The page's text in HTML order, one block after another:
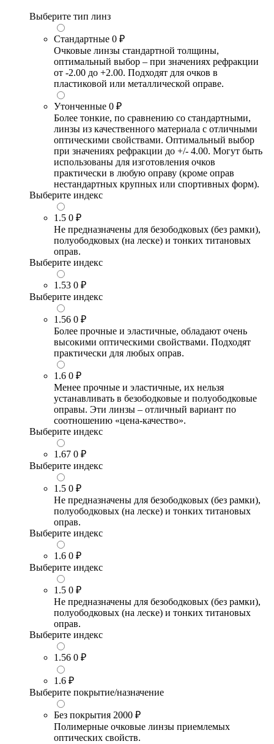
Выберите тип линз
Стандартные 0 ₽
Очковые линзы стандартной толщины,
оптимальный выбор – при значениях рефракции
от -2.00 до +2.00. Подходят для очков в
пластиковой или металлической оправе.
Утонченные 0 ₽
Более тонкие, по сравнению со стандартными,
линзы из качественного материала с отличными
оптическими свойствами. Оптимальный выбор
при значениях рефракции до +/- 4.00. Могут быть
использованы для изготовления очков
практически в любую оправу (кроме оправ
нестандартных крупных или спортивных форм).
Выберите индекс
1.5 0 ₽
Не предназначены для безободковых (без рамки),
полуободковых (на леске) и тонких титановых
оправ.
Выберите индекс
1.53 0 ₽
Выберите индекс
1.56 0 ₽
Более прочные и эластичные, обладают очень
высокими оптическими свойствами. Подходят
практически для любых оправ.
1.6 0 ₽
Менее прочные и эластичные, их нельзя
устанавливать в безободковые и полуободковые
оправы. Эти линзы – отличный вариант по
соотношению «цена-качество».
Выберите индекс
1.67 0 ₽
Выберите индекс
1.5 0 ₽
Не предназначены для безободковых (без рамки),
полуободковых (на леске) и тонких титановых
оправ.
Выберите индекс
1.6 0 ₽
Выберите индекс
1.5 0 ₽
Не предназначены для безободковых (без рамки),
полуободковых (на леске) и тонких титановых
оправ.
Выберите индекс
1.56 0 ₽
1.6 ₽
Выберите покрытие/назначение
Без покрытия 2000 ₽
Полимерные очковые линзы приемлемых
оптических свойств.